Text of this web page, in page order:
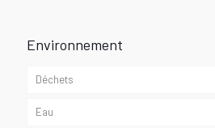
Environnement
Déchets
Eau